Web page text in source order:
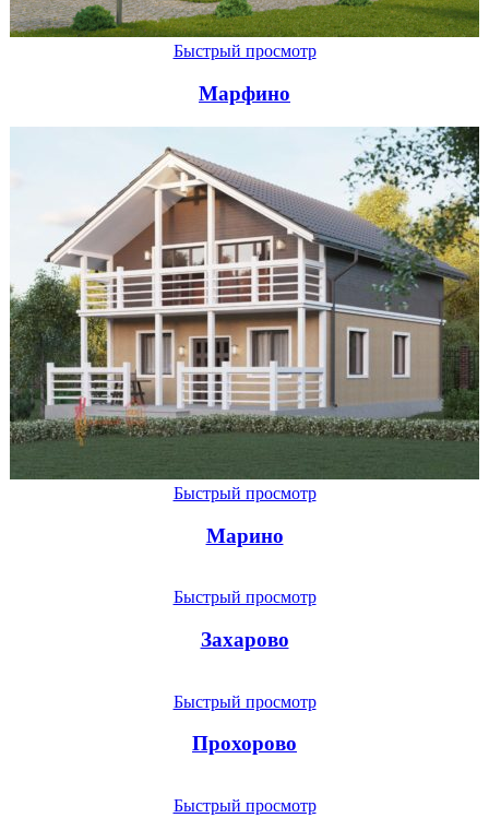
Быстрый просмотр
Марфино
Быстрый просмотр
Марино
Быстрый просмотр
Захарово
Быстрый просмотр
Прохорово
Быстрый просмотр